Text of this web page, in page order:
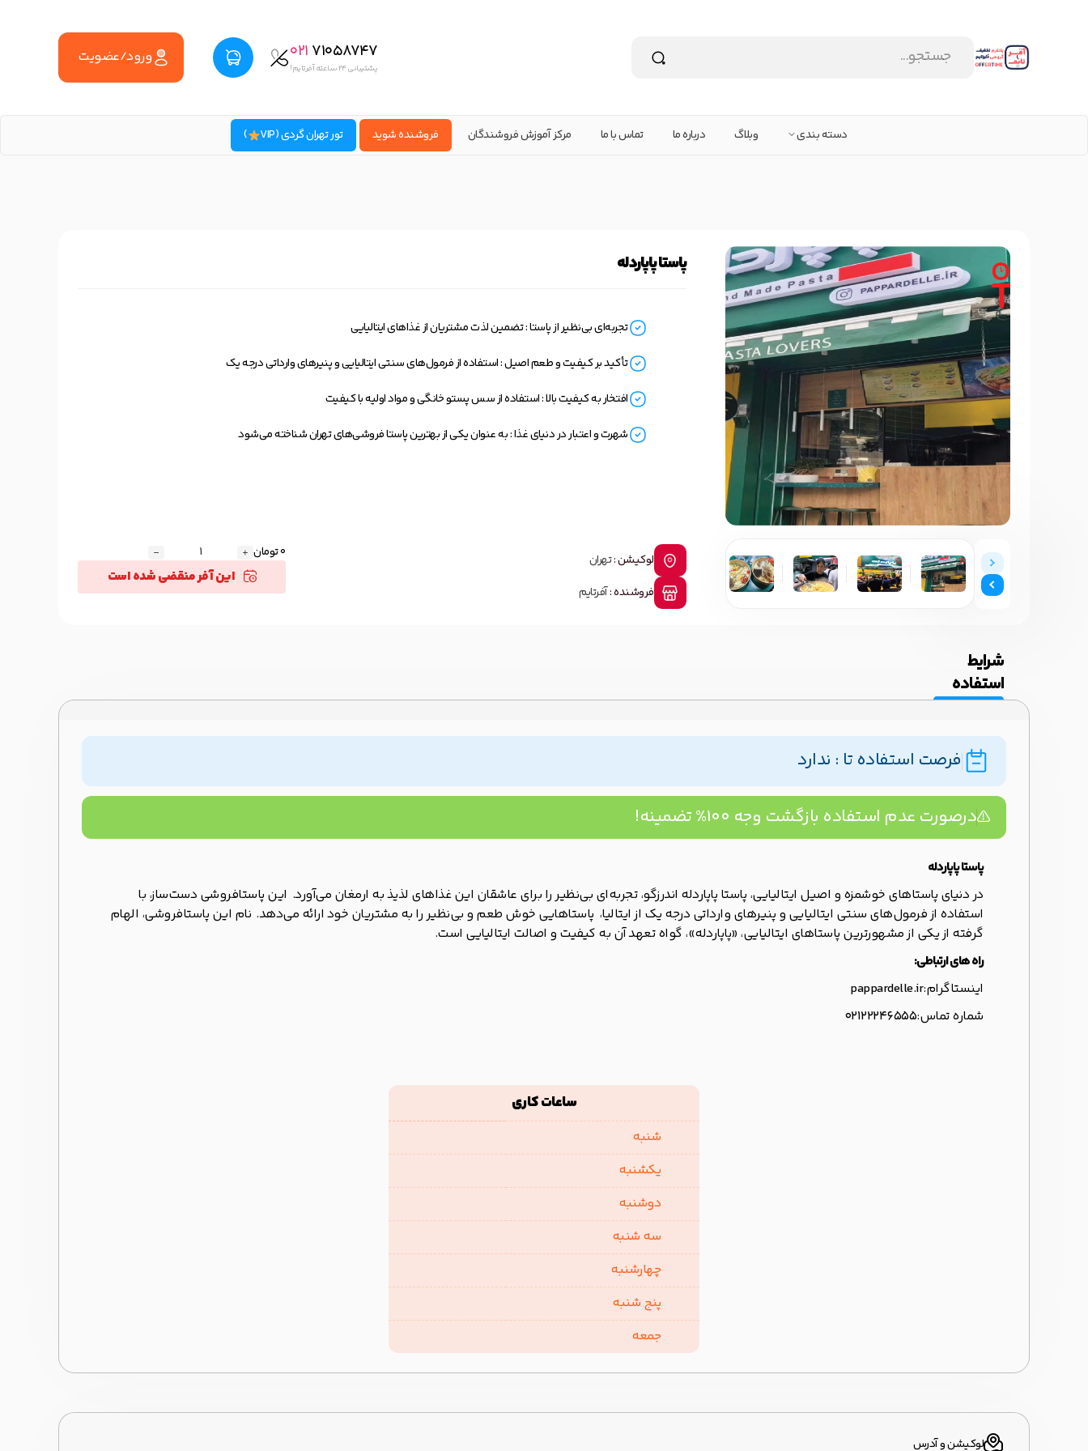
021 71058747
پشتیبانی ۲۴ ساعته آفرتایم!
ورود/عضویت
دسته بندی وبلاگ درباره ما تماس با ما مرکز آموزش فروشندگان فروشنده شوید تور تهران گردی (VIP )
پاستا پاپاردله
تجربه‌ای بی‌نظیر از پاستا : تضمین لذت مشتریان از غذاهای ایتالیایی
تأکید بر کیفیت و طعم اصیل : استفاده از فرمول‌های سنتی ایتالیایی و پنیرهای وارداتی درجه یک
افتخار به کیفیت بالا : استفاده از سس پستو خانگی و مواد اولیه با کیفیت
شهرت و اعتبار در دنیای غذا : به عنوان یکی از بهترین پاستا فروشی‌های تهران شناخته می‌شود
لوکیشن :تهران
فروشنده :آفرتایم
0 تومان
این آفر منقضی شده است
شرایط
استفاده
فرصت استفاده تا : ندارد
درصورت عدم استفاده بازگشت وجه ۱۰۰% تضمینه!
پاستا پاپاردله
در دنیای پاستاهای خوشمزه و اصیل ایتالیایی، پاستا پاپاردله اندرزگو، تجربه‌ای بی‌نظیر را برای عاشقان این غذاهای لذیذ به ارمغان می‌آورد. این پاستافروشی دست‌ساز، با
استفاده از فرمول‌های سنتی ایتالیایی و پنیرهای وارداتی درجه یک از ایتالیا، پاستاهایی خوش طعم و بی‌نظیر را به مشتریان خود ارائه می‌دهد. نام این پاستافروشی، الهام
گرفته از یکی از مشهورترین پاستاهای ایتالیایی، «پاپاردله»، گواه تعهد آن به کیفیت و اصالت ایتالیایی است.
راه های ارتباطی:
اینستاگرام:pappardelle.ir
شماره تماس:02122246555
ساعات کاری
شنبه
یکشنبه
دوشنبه
سه شنبه
چهارشنبه
پنج شنبه
جمعه
لوکیشن و آدرس